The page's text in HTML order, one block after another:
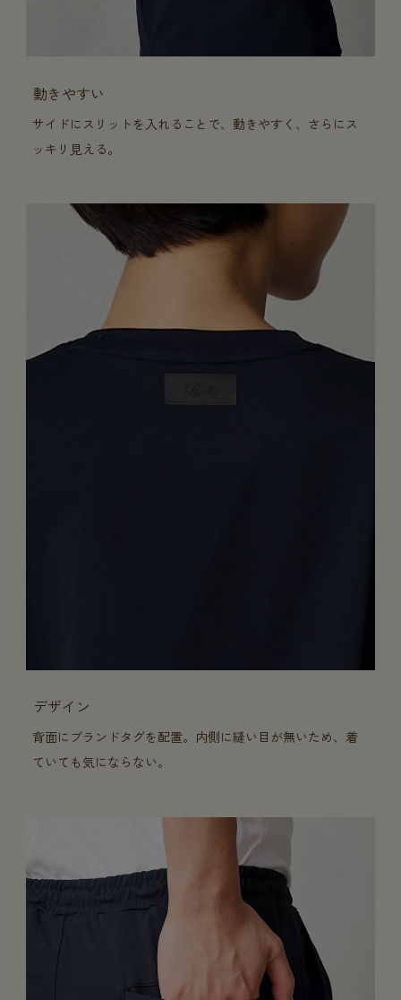
動きやすい
サイドにスリットを入れることで、動きやすく、さらにス
ッキリ見える。
デザイン
背面にブランドタグを配置。内側に縫い目が無いため、着
ていても気にならない。